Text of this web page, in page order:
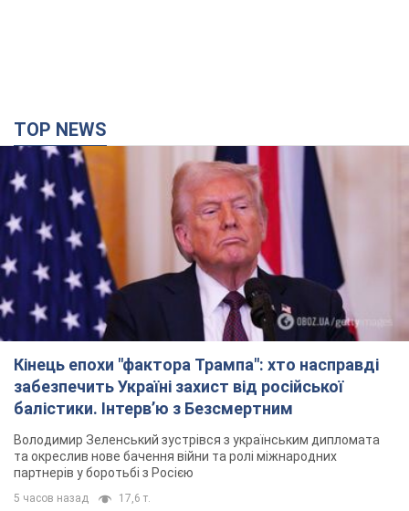
Кінець епохи "фактора Трампа": хто насправді
забезпечить Україні захист від російської
балістики. Інтерв’ю з Безсмертним
Володимир Зеленський зустрівся з українським дипломата
та окреслив нове бачення війни та ролі міжнародних
партнерів у боротьбі з Росією
5 часов назад
У Києві внаслідок російської атаки загинула
людина, постраждали четверо. Фото
Ворог продовжує регулярний ракетний терор столиці
час назад 27,4 т.
Україна уразила Ільський і Сизранський НПЗ та
пост спостереження на буровій установці
"Сиваш": Генштаб розкрив деталі. Фото і відео